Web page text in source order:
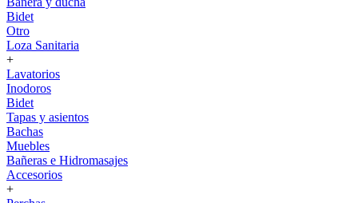
Bidet
Otro
Loza Sanitaria
+
Lavatorios
Inodoros
Bidet
Tapas y asientos
Bachas
Muebles
Bañeras e Hidromasajes
Accesorios
+